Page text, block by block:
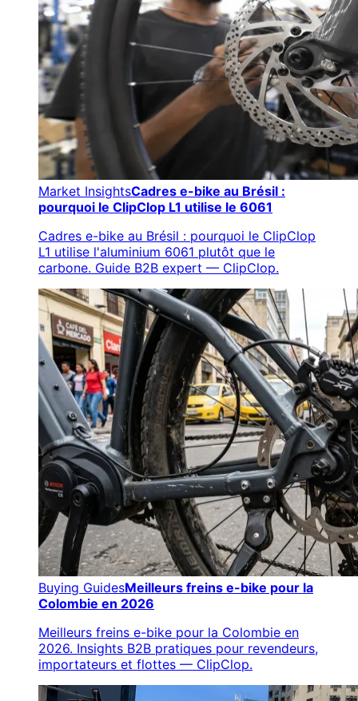
Market InsightsCadres e-bike au Brésil :
pourquoi le ClipClop L1 utilise le 6061
Cadres e-bike au Brésil : pourquoi le ClipClop
L1 utilise l'aluminium 6061 plutôt que le
carbone. Guide B2B expert — ClipClop.
Buying GuidesMeilleurs freins e-bike pour la
Colombie en 2026
Meilleurs freins e-bike pour la Colombie en
2026. Insights B2B pratiques pour revendeurs,
importateurs et flottes — ClipClop.